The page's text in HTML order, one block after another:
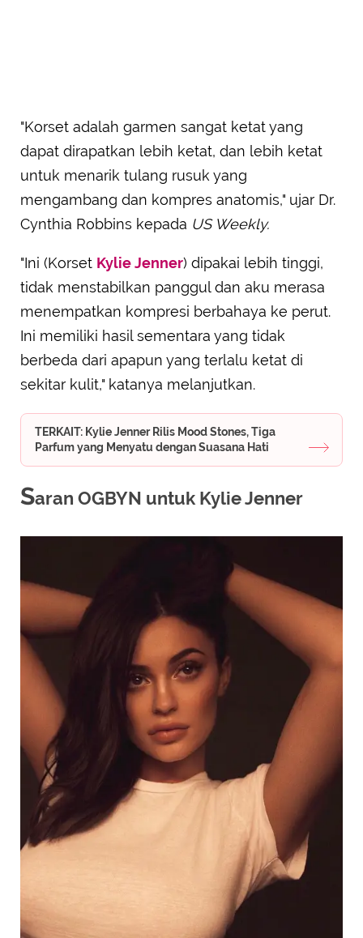
"Korset adalah garmen sangat ketat yang
dapat dirapatkan lebih ketat, dan lebih ketat
untuk menarik tulang rusuk yang
mengambang dan kompres anatomis," ujar Dr.
Cynthia Robbins kepada US Weekly.
"Ini (Korset Kylie Jenner) dipakai lebih tinggi,
tidak menstabilkan panggul dan aku merasa
menempatkan kompresi berbahaya ke perut.
Ini memiliki hasil sementara yang tidak
berbeda dari apapun yang terlalu ketat di
sekitar kulit," katanya melanjutkan.
TERKAIT: Kylie Jenner Rilis Mood Stones, Tiga
Parfum yang Menyatu dengan Suasana Hati
Saran OGBYN untuk Kylie Jenner